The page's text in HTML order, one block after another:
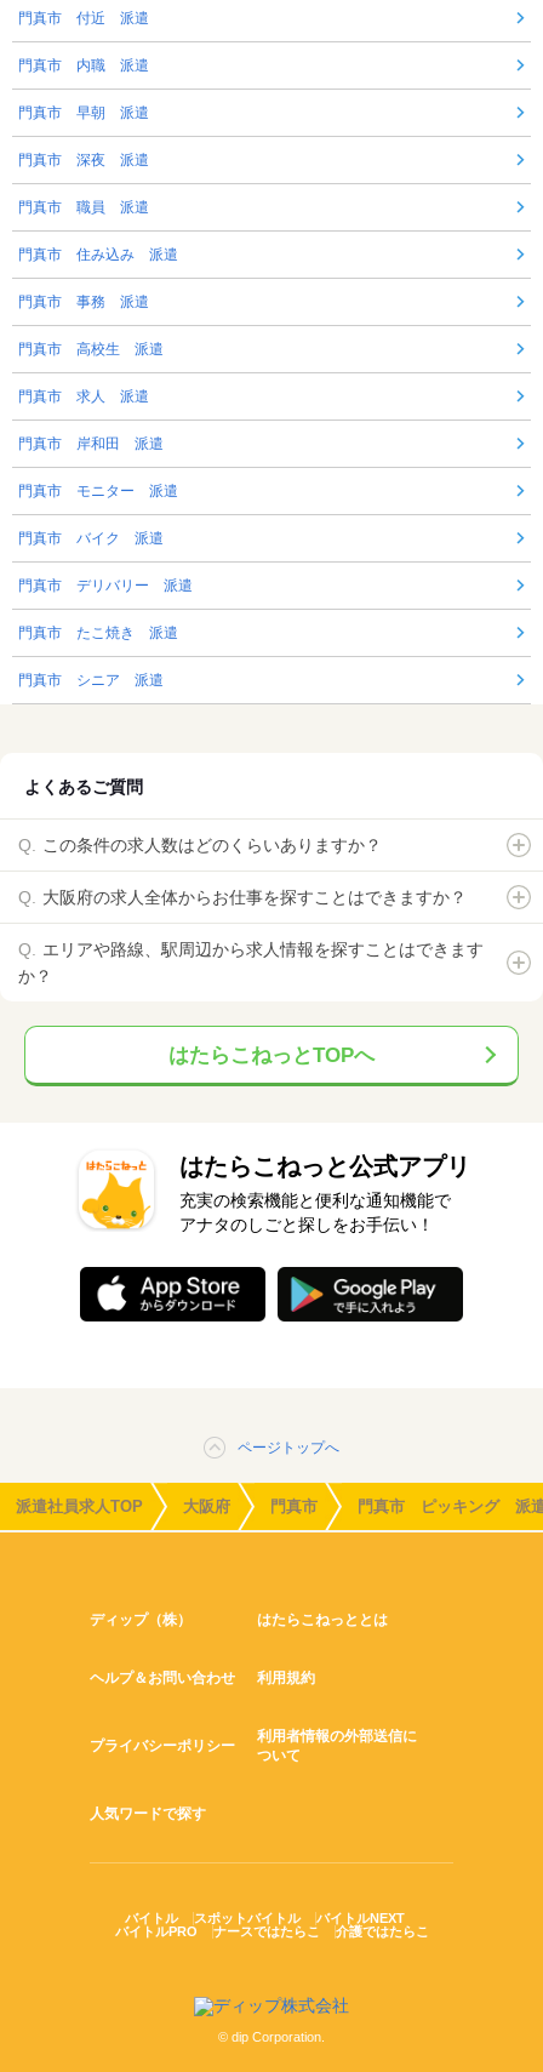
門真市 付近 派遣
門真市 内職 派遣
門真市 早朝 派遣
門真市 深夜 派遣
門真市 職員 派遣
門真市 住み込み 派遣
門真市 事務 派遣
門真市 高校生 派遣
門真市 求人 派遣
門真市 岸和田 派遣
門真市 モニター 派遣
門真市 バイク 派遣
門真市 デリバリー 派遣
門真市 たこ焼き 派遣
門真市 シニア 派遣
よくあるご質問
この条件の求人数はどのくらいありますか？
大阪府の求人全体からお仕事を探すことはできますか？
エリアや路線、駅周辺から求人情報を探すことはできます
か？
はたらこねっとTOPへ
はたらこねっと公式アプリ
充実の検索機能と便利な通知機能で
アナタのしごと探しをお手伝い！
ページトップへ
派遣社員求人TOP 大阪府 門真市 門真市 ピッキング 派
ディップ（株） はたらこねっととは
ヘルプ＆お問い合わせ 利用規約
プライバシーポリシー
利用者情報の外部送信に
ついて
人気ワードで探す
バイトル スポットバイトル
バイトルNEXT
バイトルPRO
ナースではたらこ 介護ではたらこ
© dip Corporation.